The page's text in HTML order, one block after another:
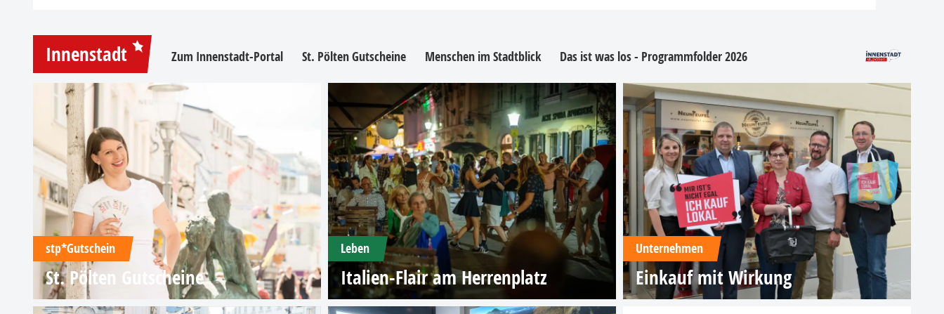
Innenstadt Zum Innenstadt-Portal St. Pölten Gutscheine Menschen im Stadtblick Das ist was los - Programmfolder 2026
stp*Gutschein
St. Pölten Gutscheine
Leben
Italien-Flair am Herrenplatz
Unternehmen
Einkauf mit Wirkung